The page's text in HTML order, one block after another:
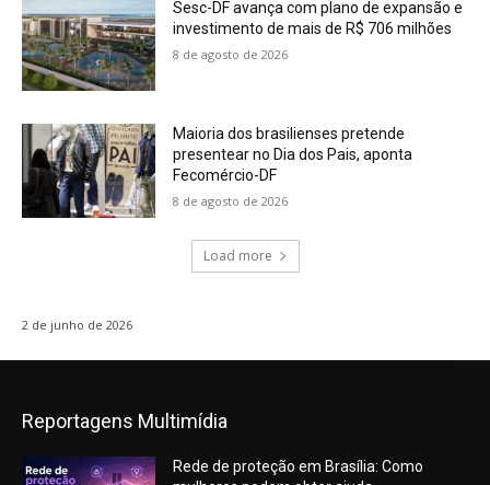
Sesc-DF avança com plano de expansão e
investimento de mais de R$ 706 milhões
8 de agosto de 2026
Maioria dos brasilienses pretende
presentear no Dia dos Pais, aponta
Fecomércio-DF
8 de agosto de 2026
Load more
2 de junho de 2026
Reportagens Multimídia
Rede de proteção em Brasília: Como